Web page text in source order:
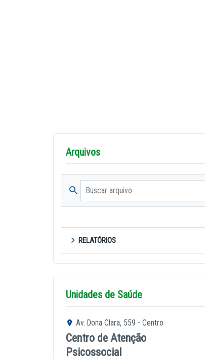
Arquivos
Buscar arquivo
RELATÓRIOS
Unidades de Saúde
Av. Dona Clara, 559 - Centro
Centro de Atenção
Psicossocial